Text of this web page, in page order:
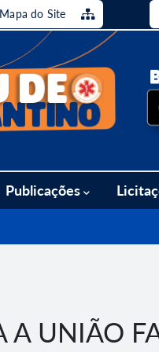
Mapa do Site
Publicações
A UNIÃO